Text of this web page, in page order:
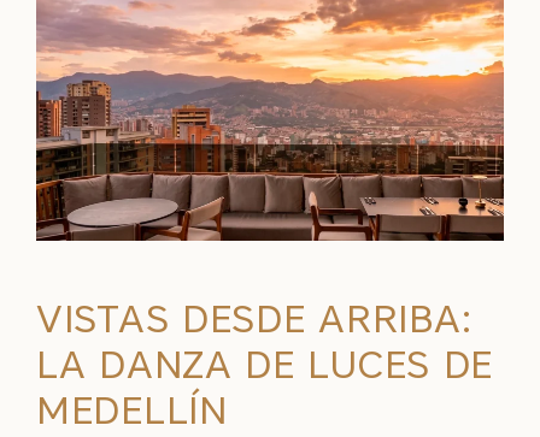
VISTAS DESDE ARRIBA:
LA DANZA DE LUCES DE
MEDELLÍN